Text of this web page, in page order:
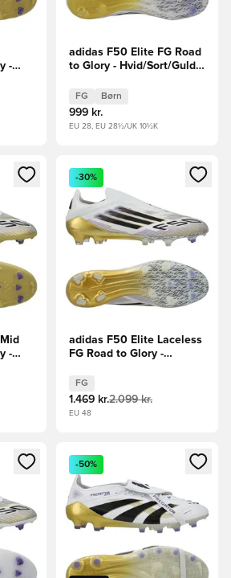
-
adidas F50 Elite FG Road
to Glory - Hvid/Sort/Guld
FG Børn
999 kr.
EU 28, EU 28½/UK 10½K
logge ind eller tilmelde dig som
-
Åbner en Modal til at logge
-30%
adidas F50 Elite Laceless
FG Road to Glory -
FG
1.469 kr.2.099 kr.
EU 48
logge ind eller tilmelde dig som
Åbner en Modal til at logge
-50%